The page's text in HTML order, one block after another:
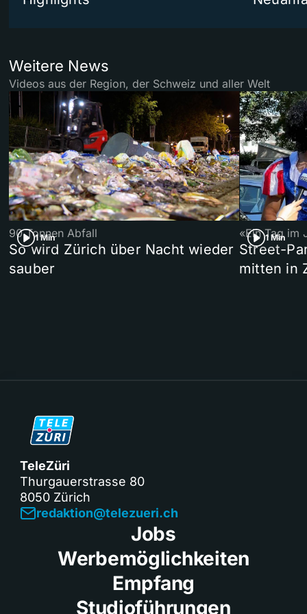
Weitere News
Videos aus der Region, der Schweiz und aller Welt
1 Min
90 Tonnen Abfall
So wird Zürich über Nacht wieder
sauber
1 Min
«Ein Tag im
Street-
mitten in
TeleZüri
Thurgauerstrasse 80
8050 Zürich
redaktion@telezueri.ch
Jobs
Werbemöglichkeiten
Empfang
Studioführungen